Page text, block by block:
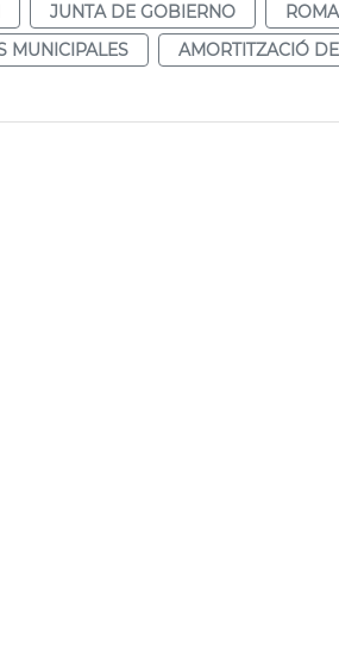
JUNTA DE GOBIERNO
MUNICIPALES
AMORTITZACIÓ